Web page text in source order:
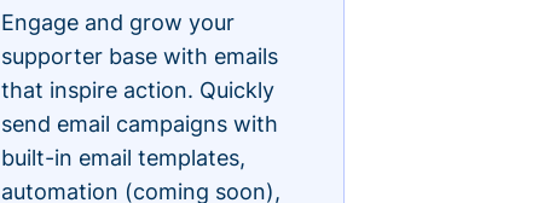
Engage and grow your
supporter base with emails
that inspire action. Quickly
send email campaigns with
built-in email templates,
automation (coming soon),